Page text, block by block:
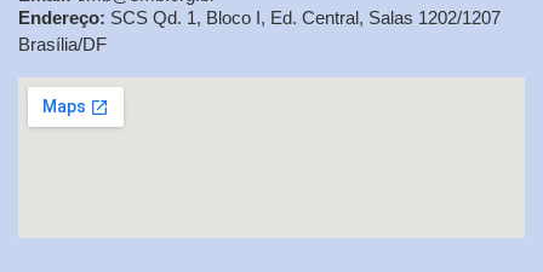
Endereço: SCS Qd. 1, Bloco I, Ed. Central, Salas 1202/1207
Brasília/DF